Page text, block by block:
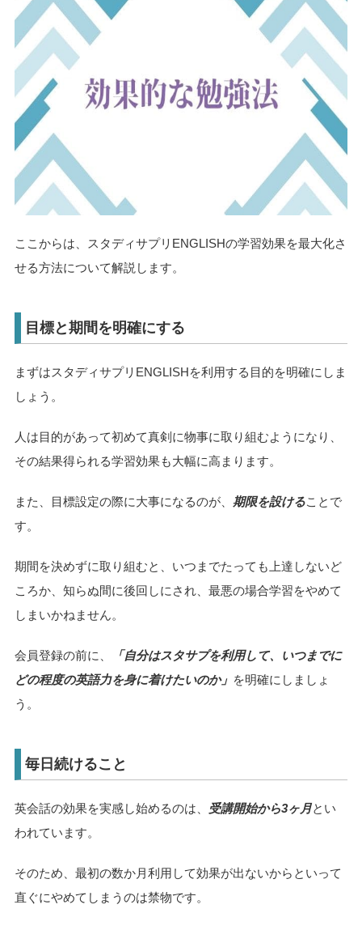
ここからは、スタディサプリENGLISHの学習効果を最大化さ
せる方法について解説します。
目標と期間を明確にする
まずはスタディサプリENGLISHを利用する目的を明確にしま
しょう。
人は目的があって初めて真剣に物事に取り組むようになり、
その結果得られる学習効果も大幅に高まります。
また、目標設定の際に大事になるのが、 期限を設けることで
す。
期間を決めずに取り組むと、いつまでたっても上達しないど
ころか、知らぬ間に後回しにされ、最悪の場合学習をやめて
しまいかねません。
会員登録の前に、
「自分はスタサプを利用して、いつまでに
どの程度の英語力を身に着けたいのか」 を明確にしましょ
う。
毎日続けること
英会話の効果を実感し始めるのは、 受講開始から3ヶ月とい
われています。
そのため、最初の数か月利用して効果が出ないからといって
直ぐにやめてしまうのは禁物です。